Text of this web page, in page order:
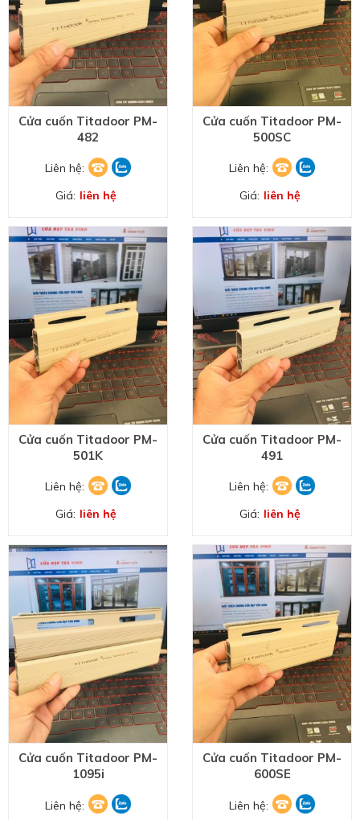
Cửa cuốn Titadoor PM-
482
Liên hệ:
Giá: liên hệ
Cửa cuốn Titadoor PM-
500SC
Liên hệ:
Giá: liên hệ
Cửa cuốn Titadoor PM-
501K
Liên hệ:
Giá: liên hệ
Cửa cuốn Titadoor PM-
491
Liên hệ:
Giá: liên hệ
Cửa cuốn Titadoor PM-
1095i
Liên hệ:
Cửa cuốn Titadoor PM-
600SE
Liên hệ: